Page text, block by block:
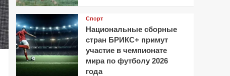
Спорт
Национальные сборные
стран БРИКС+ примут
участие в чемпионате
мира по футболу 2026
года